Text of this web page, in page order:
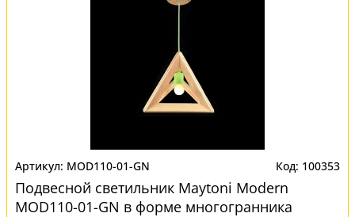
MOD110-01-GN 100353
Подвесной светильник Maytoni Modern
MOD110-01-GN в форме многогранника